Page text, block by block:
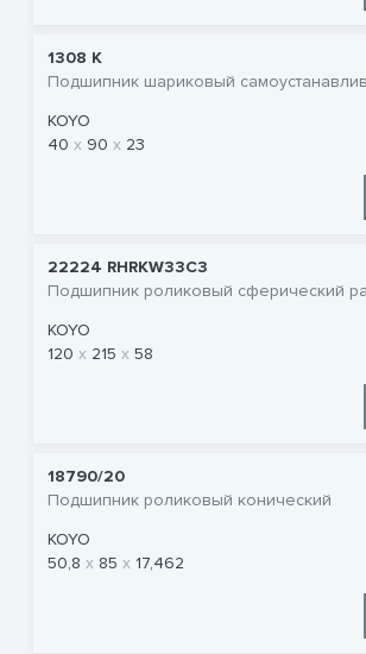
1308 K
Подшипник шариковый
KOYO
40
90 23
22224 RHRKW33C3
Подшипник роликовый сферический
KOYO
120
215 58
18790/20
Подшипник роликовый конический
KOYO
50,8
85 17,462